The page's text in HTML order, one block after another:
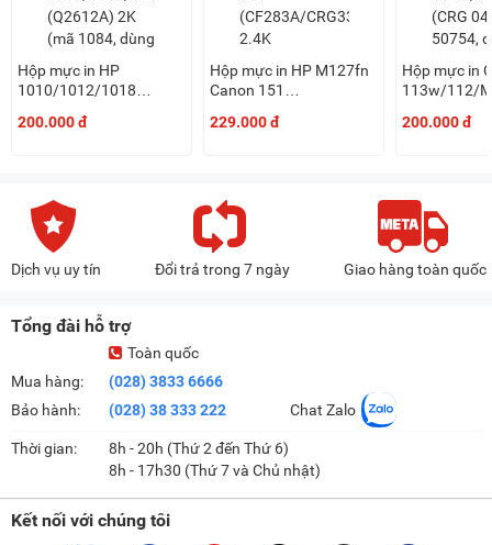
Hộp mực in HP
1010/1012/1018
dùng 2 - 3 lần)
200.000 đ
Hộp mực in HP M127fn
Canon 151
229.000 đ
Hộp mực in
113w/112/
50754, dùng
200.000 đ
Dịch vụ uy tín Đổi trả trong 7 ngày Giao hàng toàn quốc
Tổng đài hỗ trợ
Mua hàng:
Bảo hành:
Toàn quốc
(028) 3833 6666
(028) 38 333 222
Chat Zalo
Thời gian:
8h - 20h (Thứ 2 đến Thứ 6)
8h - 17h30 (Thứ 7 và Chủ nhật)
Kết nối với chúng tôi